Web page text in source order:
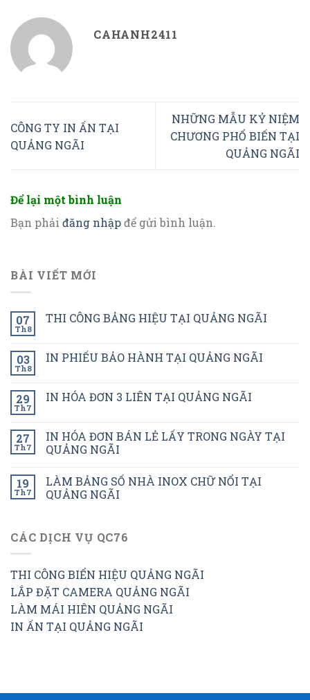
CAHANH2411
CÔNG TY IN ẤN TẠI
QUẢNG NGÃI
NHỮNG MẪU KỶ NIỆM
CHƯƠNG PHỔ BIẾN TẠI
QUẢNG NGÃI
Để lại một bình luận
Bạn phải đăng nhậpđể gửi bình luận.
BÀI VIẾT MỚI
07
Th8
THI CÔNG BẢNG HIỆU TẠI QUẢNG NGÃI
03
Th8
IN PHIẾU BẢO HÀNH TẠI QUẢNG NGÃI
29
Th7
IN HÓA ĐƠN 3 LIÊN TẠI QUẢNG NGÃI
27
Th7
IN HÓA ĐƠN BÁN LẺ LẤY TRONG NGÀY TẠI
QUẢNG NGÃI
19
Th7
LÀM BẢNG SỐ NHÀ INOX CHỮ NỔI TẠI
QUẢNG NGÃI
CÁC DỊCH VỤ QC76
THI CÔNG BIỂN HIỆU QUẢNG NGÃI
LẮP ĐẶT CAMERA QUẢNG NGÃI
LÀM MÁI HIÊN QUẢNG NGÃI
IN ẤN TẠI QUẢNG NGÃI